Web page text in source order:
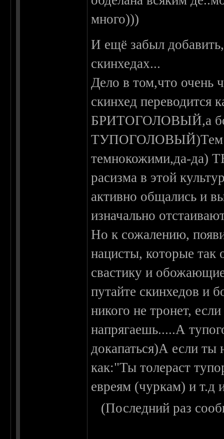
много)))
И ещё забыл
скинхедах...
Дело в том,что очень
скинхед
БРИТОГОЛОВЫЙ,а
ТУПОГОЛОВЫЙ)Тем
темнокожими,да-да)
расизма в этой
активно общались и
изначально
Но к сожалению,
нацисты, которые так
свастику и
путайте скинхедов и
никого не тронет,
напрягаешь.....А
докапаться)А если ты
как:"Ты толераст
евреям (чуркам) и т.д
(Последний раз